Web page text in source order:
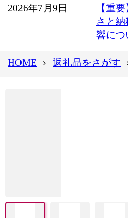
2026年7月9日
【重
さと
響につ
HOME 返礼品をさがす